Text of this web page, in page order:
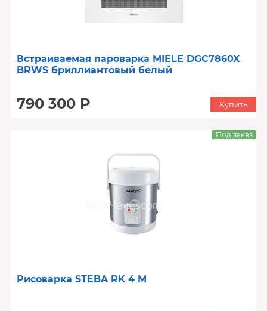
Встраиваемая пароварка MIELE DGC7860X
BRWS бриллиантовый белый
790 300 Р Купить
Рисоварка STEBA RK 4 M
Под заказ